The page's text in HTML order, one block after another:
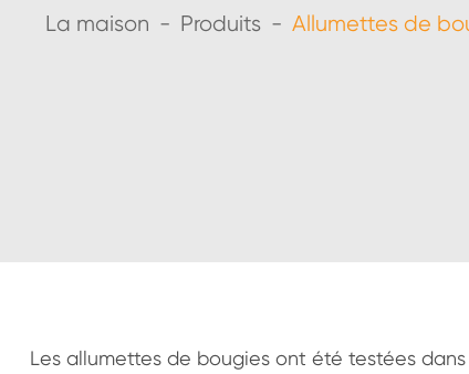
La maison Produits Allumettes de
Les allumettes de bougies ont été testées